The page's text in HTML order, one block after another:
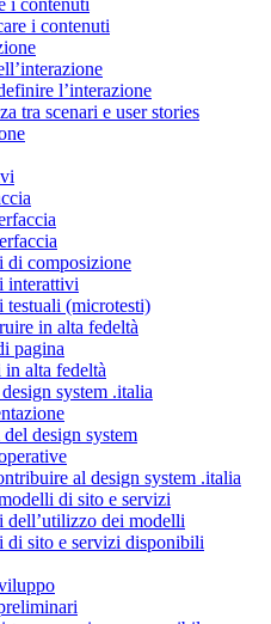
i contenuti
i contenuti
l’interazione
tra scenari e user stories
di composizione
interattivi
testuali (microtesti)
in alta fedeltà
pagina
alta fedeltà
system .italia
design system
al design system .italia
di sito e servizi
dell’utilizzo dei modelli
di sito e servizi disponibili